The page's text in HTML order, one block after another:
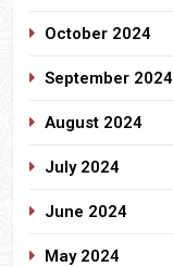
October 2024
September 2024
August 2024
July 2024
June 2024
May 2024